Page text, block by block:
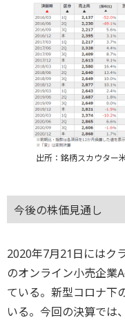
出所：銘柄スカウター
今後の株価見通し
2020年7月21日にはク
のオンライン小売企業
ている。新型コロナ下
いる。今回の決算では